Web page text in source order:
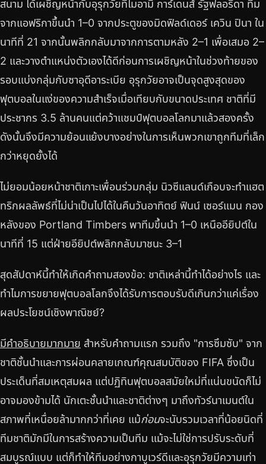
สนาม ได้เผชิญหน้ากับอุรุกวัยที่ไมอามิ การ์เดนส์ รัฐฟลอริดา ทีม
จากแอฟริกาขึ้นนำ 1–0 จากประตูของมิดฟิลด์เดอร์ เควิน ปินา ใน
นาทีที่ 21 จากนั้นพลิกกลับมาจากการตามหลัง 2–1 เพื่อเสมอ 2–
2 และวางตำแหน่งตัวเองได้ดีก่อนการเผชิญหน้าในช่วงท้ายของ
รอบแบ่งกลุ่มกับซาอุดีอาระเบีย อุรุกวัยอาจเป็นจุดสูงสุดของ
ฟุตบอลในแง่ของความสำเร็จเมื่อเทียบกับขนาดประเทศ ชาติที่มี
ประชากร 3.5 ล้านคนแต่คว้าแชมป์ฟุตบอลโลกมาแล้วสองครั้ง
ดังนั้นจึงมีความย้อนแย้งบางอย่างในการเห็นพวกเขาถูกทีมที่เล็ก
กว่าหยุดยั้งได้
ไม่ยอมน้อยหน้าชาติเกาะเพื่อนร่วมกลุ่ม นิวซีแลนด์เกือบจะทำแฮต
ทริกผลลัพธ์ที่ไม่น่าเป็นไปได้ในคืนวันอาทิตย์ ฟินน์ เซอร์แมน กอง
หลังของ Portland Timbers พาทีมขึ้นนำ 1–0 เหนืออียิปต์ใน
นาทีที่ 15 แต่ฝ่ายอียิปต์พลิกกลับมาชนะ 3–1
สุดสัปดาห์นี้ทำให้เกิดคำถามสองข้อ: ชาติเหล่านี้ทำได้อย่างไร และ
ทำไมการขยายฟุตบอลโลกจึงได้รับการตอบรับดีเกินกว่าแค่เรื่อง
ผลประโยชน์เชิงพาณิชย์?
มีคำอธิบายมากมาย สำหรับคำถามแรก รวมถึง "การซึมซับ" จาก
ชาติชั้นนำและการผ่อนคลายเกณฑ์คุณสมบัติของ FIFA ซึ่งเป็น
ประเด็นที่สมเหตุสมผล แต่ปฏิทินฟุตบอลสมัยใหม่ที่แน่นขนัดก็ไม่
อาจมองข้ามได้ นักเตะชั้นนำและชาติต่างๆ มาถึงทัวร์นาเมนต์ใน
สภาพที่เหนื่อยล้ามากกว่าที่เคย แม้ก่อนจะนับรวมเวลาที่น้อยนิดที่
ทีมชาติมักมีในการสร้างความเป็นทีม แม้จะไม่ใช่การปรับระดับที่
สมบูรณ์แบบ แต่ก็ทำให้ทีมอย่างกาบูเวร์ดีและอุรุกวัยมีความเท่า